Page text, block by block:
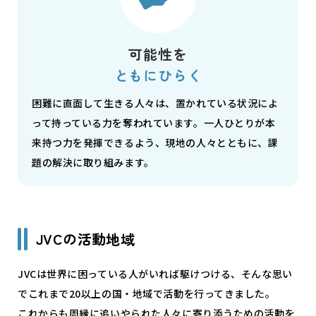
可能性を
ともにひらく
困難に直面して生きる人々は、置かれている状況によ
って持っている力を奪われています。一人ひとりが本
来持つ力を発揮できるよう、現地の人々とともに、課
題の解決に取り組みます。
JVCの活動地域
JVCは世界に困っている人がいれば駆けつける、そんな思い
でこれまで20以上の国・地域で活動を行ってきました。
これからも周縁に追いやられた人々に寄り添うための活動を